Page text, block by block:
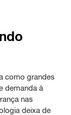
como grandes
demanda à
nas
deixa de